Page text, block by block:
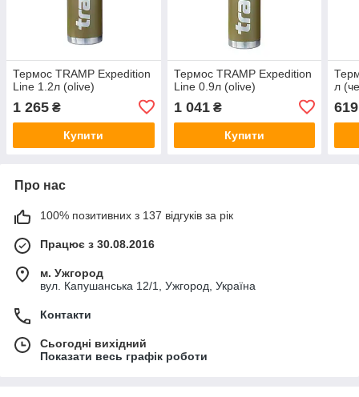
Термос TRAMP Expedition
Line 1.2л (olive)
1 265 ₴
Купити
Термос TRAMP Expedition
Line 0.9л (olive)
1 041₴
Купити
л
619
Про нас
100% позитивних з 137 відгуків за рік
Працює з 30.08.2016
м. Ужгород
вул. Капушанська 12/1, Ужгород, Україна
Контакти
Сьогодні вихідний
Показати весь графік роботи